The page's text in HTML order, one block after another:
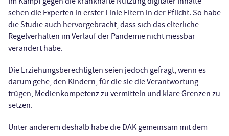
sehen die Experten in erster Linie Eltern in der Pflicht. So habe
die Studie auch hervorgebracht, dass sich das elterliche
Regelverhalten im Verlauf der Pandemie nicht messbar
verändert habe.
Die Erziehungsberechtigten seien jedoch gefragt, wenn es
darum gehe, den Kindern, für die sie die Verantwortung
trügen, Medienkompetenz zu vermitteln und klare Grenzen zu
setzen.
Unter anderem deshalb habe die DAK gemeinsam mit dem